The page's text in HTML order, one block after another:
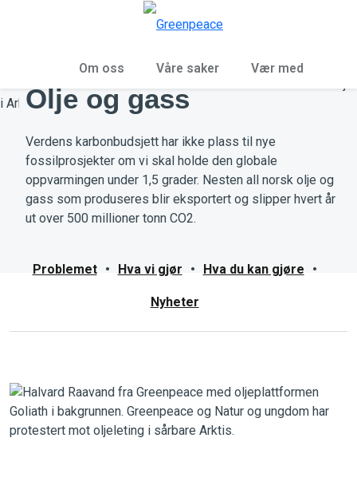
Om oss Våre saker Vær med
Olje og gass
Verdens karbonbudsjett har ikke plass til nye
fossilprosjekter om vi skal holde den globale
oppvarmingen under 1,5 grader. Nesten all norsk olje og
gass som produseres blir eksportert og slipper hvert år
ut over 500 millioner tonn CO2.
Problemet • Hva vi gjør • Hva du kan gjøre •
Nyheter